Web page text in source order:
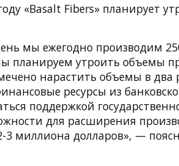
«Basalt Fibers» планирует
мы ежегодно производим
планируем утроить объемы
нарастить объемы в два
ресурсы из
поддержкой
для расширения
3 миллиона долларов», —